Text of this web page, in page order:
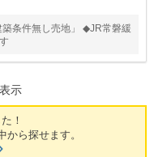
条件無し売地」 ◆JR常磐緩
示
！
から探せます。